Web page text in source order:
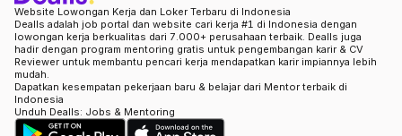
Website Lowongan Kerja dan Loker Terbaru di Indonesia
Dealls adalah job portal dan website cari kerja #1 di Indonesia dengan
lowongan kerja berkualitas dari 7.000+ perusahaan terbaik. Dealls juga
hadir dengan program mentoring gratis untuk pengembangan karir & CV
Reviewer untuk membantu pencari kerja mendapatkan karir impiannya lebih
mudah.
Dapatkan kesempatan pekerjaan baru & belajar dari Mentor terbaik di
Indonesia
Unduh Dealls: Jobs & Mentoring